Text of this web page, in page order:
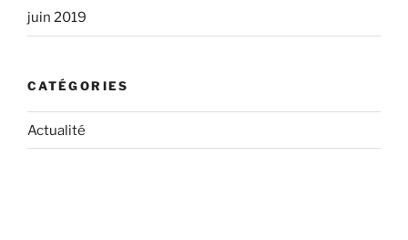
juin 2019
CATÉGORIES
Actualité